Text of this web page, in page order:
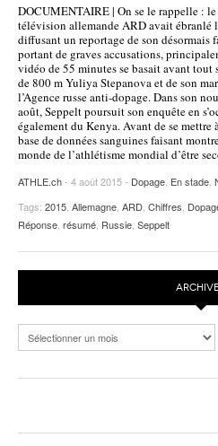
POURQUOI ATHLE.CH ?
ATHLE.CH RÉGIONS | VAUD
HIGHLIGHTS
LIVRES
DOCUMENTAIRE | On se le rappelle :
télévision allemande ARD avait ébranlé
diffusant un reportage de son
portant de graves accusations,
vidéo de 55 minutes se basait avant tout
de 800 m Yuliya Stepanova et de son
l’Agence russe anti-dopage. Dans son
août, Seppelt poursuit son enquête en
également du Kenya. Avant de se
base de données sanguines faisant
monde de l’athlétisme mondial d’être
ATHLE.ch- 4 août 2015 - Dopage En stade
Tags: 2015 Allemagne ARD Chiffres
Réponse résumé Russie Seppelt
Archives